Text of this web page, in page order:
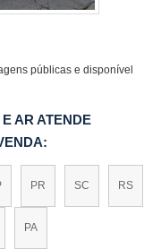
públicas e disponível
AR ATENDE
PR SC RS
PA